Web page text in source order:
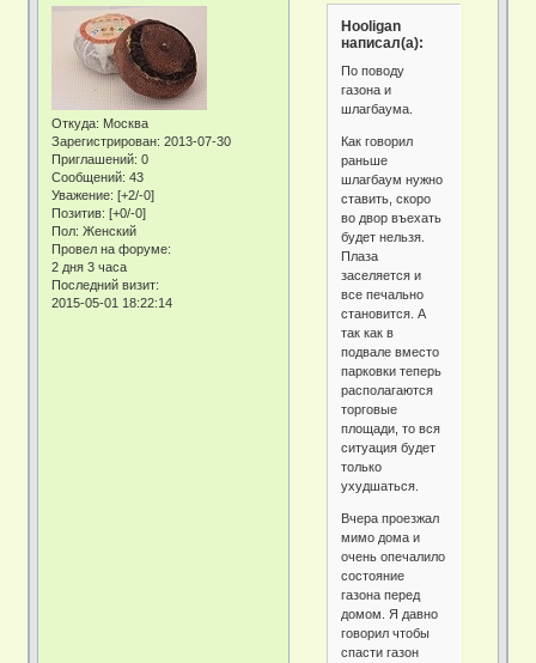
Откуда: Москва
Зарегистрирован: 2013-07-30
Приглашений: 0
Сообщений: 43
Уважение: [+2/-0]
Позитив: [+0/-0]
Пол: Женский
Провел на форуме:
2 дня 3 часа
Последний визит:
2015-05-01 18:22:14
Hooligan
написал(а):
По поводу
газона и
шлагбаума.
Как говорил
раньше
шлагбаум нужно
ставить, скоро
во двор въехать
будет нельзя.
Плаза
заселяется и
все печально
становится. А
так как в
подвале вместо
парковки теперь
располагаются
торговые
площади, то вся
ситуация будет
только
ухудшаться.
Вчера проезжал
мимо дома и
очень опечалило
состояние
газона перед
домом. Я давно
говорил чтобы
спасти газон